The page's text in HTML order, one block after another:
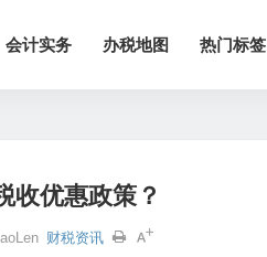
会计实务 办税地图 热门标签
收优惠政策？
财税资讯